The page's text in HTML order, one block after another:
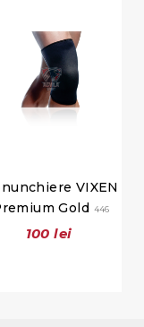
VIXEN
Gold 446
100 lei